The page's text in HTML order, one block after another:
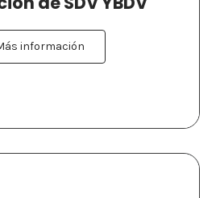
información